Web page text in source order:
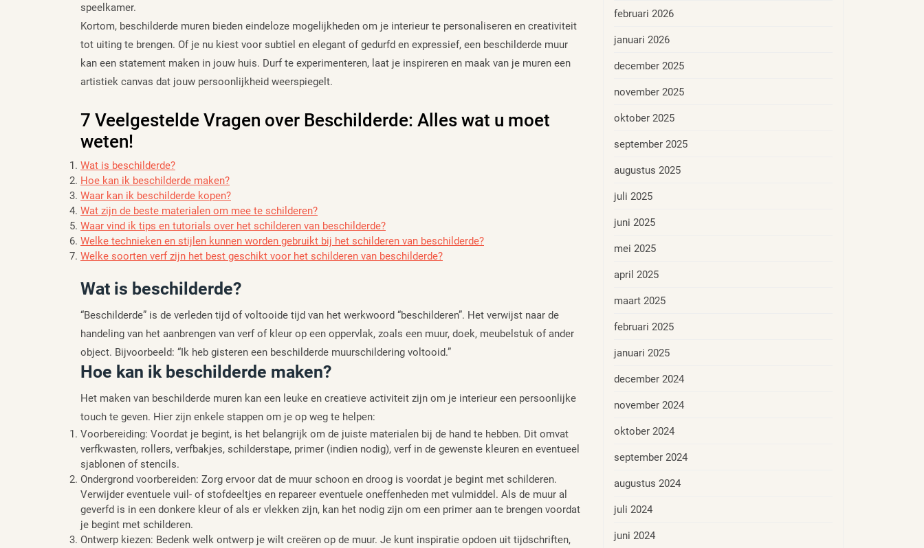
speelkamer.
Kortom, beschilderde muren bieden eindeloze mogelijkheden om je interieur te personaliseren en creativiteit
tot uiting te brengen. Of je nu kiest voor subtiel en elegant of gedurfd en expressief, een beschilderde muur
kan een statement maken in jouw huis. Durf te experimenteren, laat je inspireren en maak van je muren een
artistiek canvas dat jouw persoonlijkheid weerspiegelt.
7 Veelgestelde Vragen over Beschilderde: Alles wat u moet
weten!
Wat is beschilderde?
Hoe kan ik beschilderde maken?
Waar kan ik beschilderde kopen?
Wat zijn de beste materialen om mee te schilderen?
Waar vind ik tips en tutorials over het schilderen van beschilderde?
Welke technieken en stijlen kunnen worden gebruikt bij het schilderen van beschilderde?
Welke soorten verf zijn het best geschikt voor het schilderen van beschilderde?
Wat is beschilderde?
“Beschilderde” is de verleden tijd of voltooide tijd van het werkwoord “beschilderen”. Het verwijst naar de
handeling van het aanbrengen van verf of kleur op een oppervlak, zoals een muur, doek, meubelstuk of ander
object. Bijvoorbeeld: “Ik heb gisteren een beschilderde muurschildering voltooid.”
Hoe kan ik beschilderde maken?
Het maken van beschilderde muren kan een leuke en creatieve activiteit zijn om je interieur een persoonlijke
touch te geven. Hier zijn enkele stappen om je op weg te helpen:
Voorbereiding: Voordat je begint, is het belangrijk om de juiste materialen bij de hand te hebben. Dit omvat
verfkwasten, rollers, verfbakjes, schilderstape, primer (indien nodig), verf in de gewenste kleuren en eventueel
sjablonen of stencils.
Ondergrond voorbereiden: Zorg ervoor dat de muur schoon en droog is voordat je begint met schilderen.
Verwijder eventuele vuil- of stofdeeltjes en repareer eventuele oneffenheden met vulmiddel. Als de muur al
geverfd is in een donkere kleur of als er vlekken zijn, kan het nodig zijn om een primer aan te brengen voordat
je begint met schilderen.
Ontwerp kiezen: Bedenk welk ontwerp je wilt creëren op de muur. Je kunt inspiratie opdoen uit tijdschriften,
februari 2026
januari 2026
december 2025
november 2025
oktober 2025
september 2025
augustus 2025
juli 2025
juni 2025
mei 2025
april 2025
maart 2025
februari 2025
januari 2025
december 2024
november 2024
oktober 2024
september 2024
augustus 2024
juli 2024
juni 2024